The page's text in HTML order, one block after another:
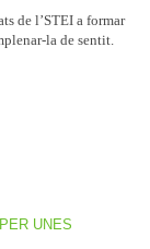
de l’STEI a formar
la de sentit.
UNES